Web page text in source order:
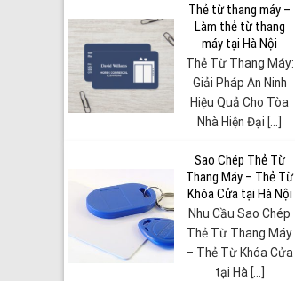
Thẻ từ thang máy –
Làm thẻ từ thang
máy tại Hà Nội
Thẻ Từ Thang Máy:
Giải Pháp An Ninh
Hiệu Quả Cho Tòa
Nhà Hiện Đại [...]
Sao Chép Thẻ Từ
Thang Máy – Thẻ Từ
Khóa Cửa tại Hà Nội
Nhu Cầu Sao Chép
Thẻ Từ Thang Máy
– Thẻ Từ Khóa Cửa
tại Hà [...]